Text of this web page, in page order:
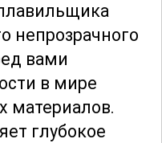
непрозрачного
вами
в мире
материалов.
глубокое